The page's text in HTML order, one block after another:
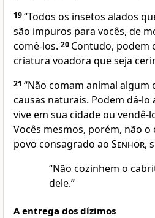
19“Todos os insetos alados
são impuros para vocês, de
comê-los. 20 Contudo, podem
criatura voadora que seja
21 “Não comam animal
causas naturais. Podem dá-
vive em sua cidade ou
Vocês mesmos, porém, não
povo consagrado ao Senhor,
“Não cozinhem o
dele.”
A entrega dos dízimos